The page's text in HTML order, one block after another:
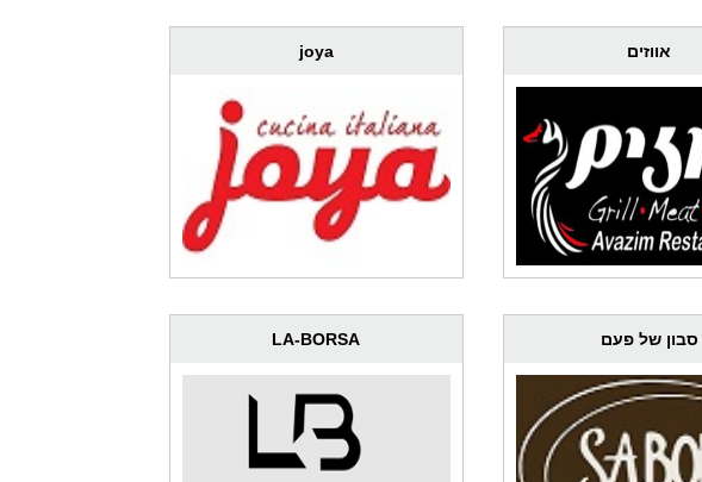
אווזים joya
סבון של פעם LA-BORSA